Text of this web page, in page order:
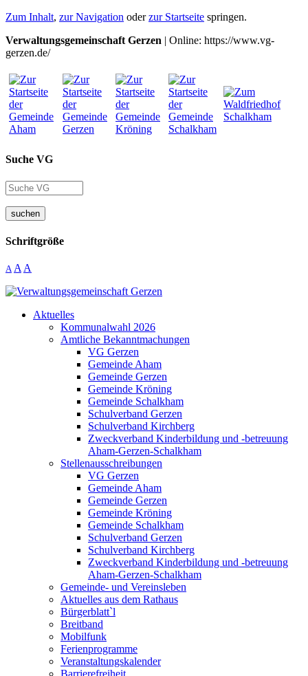
Zum Inhalt, zur Navigation oderzur Startseite springen.
Verwaltungsgemeinschaft Gerzen | Online: https://www.vg-
gerzen.de/
Suche VG
suchen
Schriftgröße
A A A
Aktuelles
Kommunalwahl 2026
Amtliche Bekanntmachungen
VG Gerzen
Gemeinde Aham
Gemeinde Gerzen
Gemeinde Kröning
Gemeinde Schalkham
Schulverband Gerzen
Schulverband Kirchberg
Zweckverband Kinderbildung und -betreuung
Aham-Gerzen-Schalkham
Stellenausschreibungen
VG Gerzen
Gemeinde Aham
Gemeinde Gerzen
Gemeinde Kröning
Gemeinde Schalkham
Schulverband Gerzen
Schulverband Kirchberg
Zweckverband Kinderbildung und -betreuung
Aham-Gerzen-Schalkham
Gemeinde- und Vereinsleben
Aktuelles aus dem Rathaus
Bürgerblatt`l
Breitband
Mobilfunk
Ferienprogramme
Veranstaltungskalender
Barrierefreiheit